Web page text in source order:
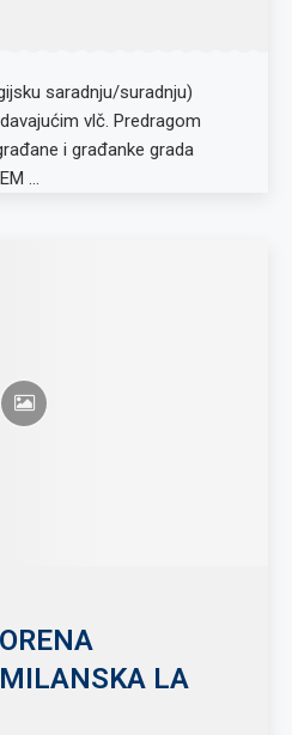
saradnju/suradnju)
vlč. Predragom
i građanke grada
…
LA